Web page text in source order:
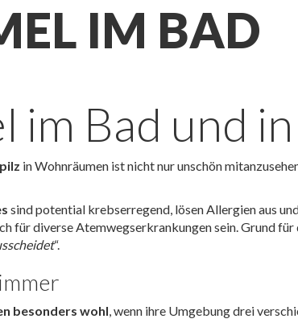
IM BAD
im Bad und
in Wohnräumen ist nicht nur unschön
sind potential krebserregend, lösen Allergien aus
für diverse Atemwegserkrankungen sein. Grund
“.
besonders wohl, wenn ihre Umgebung drei